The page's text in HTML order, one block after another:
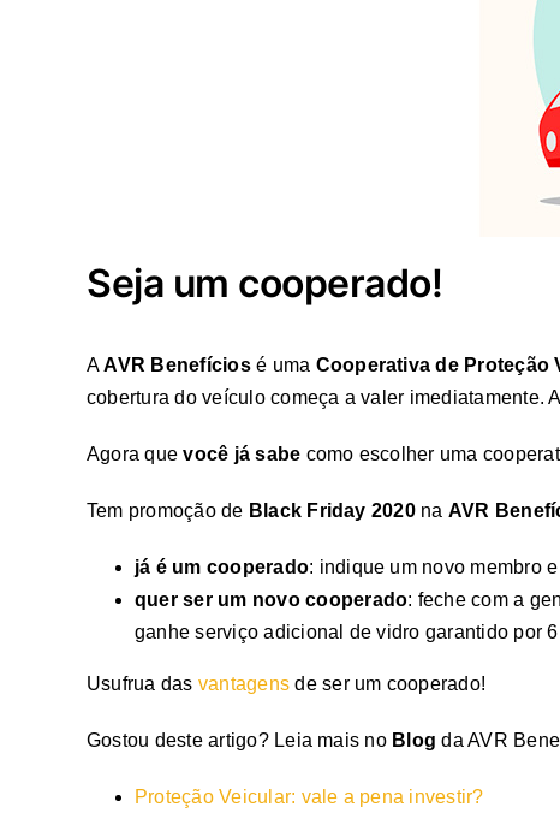
Seja um cooperado!
AAVR Benefíciosé uma Cooperativa de Proteção
cobertura do veículo começa a valer imediatamente.
Agora quevocê já sabe como escolher uma
Tem promoção de Black Friday 2020na AVR
já é um cooperado: indique um novo membro
quer ser um novo cooperado: feche com a
ganhe serviço adicional de vidro garantido por
Usufrua das vantagens de ser um cooperado!
Gostou deste artigo? Leia mais no Blog da AVR
Proteção Veicular: vale a pena investir?